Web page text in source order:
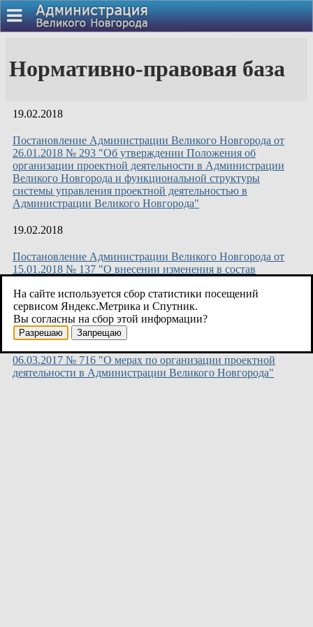
Нормативно-правовая база
19.02.2018
Постановление Администрации Великого Новгорода от
26.01.2018 № 293 "Об утверждении Положения об
организации проектной деятельности в Администрации
Великого Новгорода и функциональной структуры
системы управления проектной деятельностью в
Администрации Великого Новгорода"
19.02.2018
Постановление Администрации Великого Новгорода от
15.01.2018 № 137 "О внесении изменения в состав
"Территория, комфортная для бизнеса""
19.02.2018
06.03.2017 № 716 "О мерах по организации проектной
деятельности в Администрации Великого Новгорода"
На сайте используется сбор статистики посещений
сервисом Яндекс.Метрика и Спутник.
Вы согласны на сбор этой информации?
Разрешаю Запрещаю